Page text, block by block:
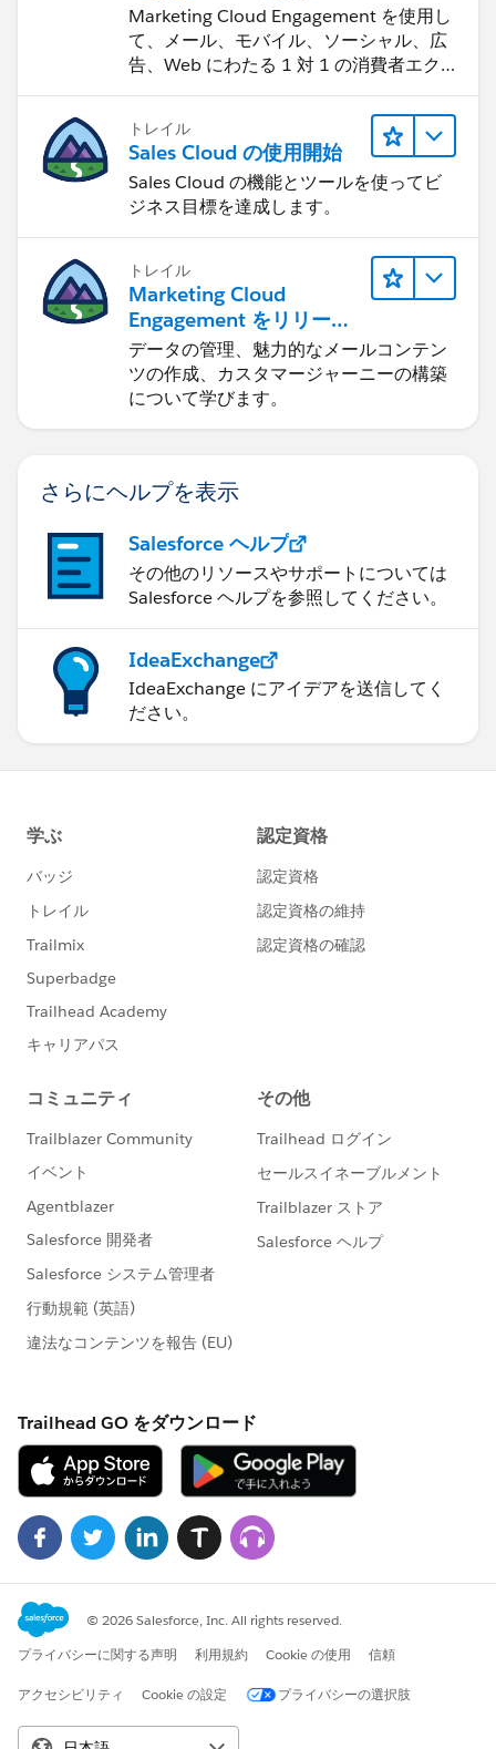
Marketing Cloud Engagement を使用し
て、メール、モバイル、ソーシャル、広
告、Web にわたる 1 対 1 の消費者エク
トレイル
Sales Cloud の使用開始
Sales Cloud の機能とツールを使ってビ
ジネス目標を達成します。
トレイル
Marketing Cloud
Engagement をリリース
する
データの管理、魅力的なメールコンテン
ツの作成、カスタマージャーニーの構築
について学びます。
さらにヘルプを表示
Salesforce ヘルプ
その他のリソースやサポートについては
Salesforce ヘルプを参照してください。
IdeaExchange
IdeaExchange にアイデアを送信してく
ださい。